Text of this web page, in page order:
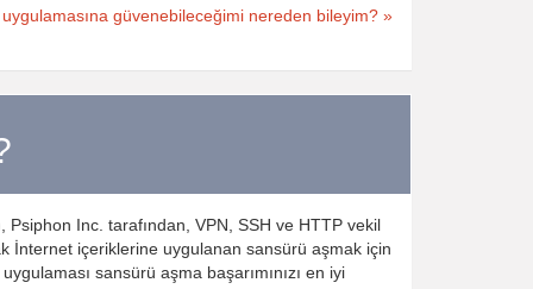
güvenebileceğimi nereden bileyim? »
Psiphon Inc. tarafından, VPN, SSH ve HTTP vekil
İnternet içeriklerine uygulanan sansürü aşmak için
sansürü aşma başarımınızı en iyi